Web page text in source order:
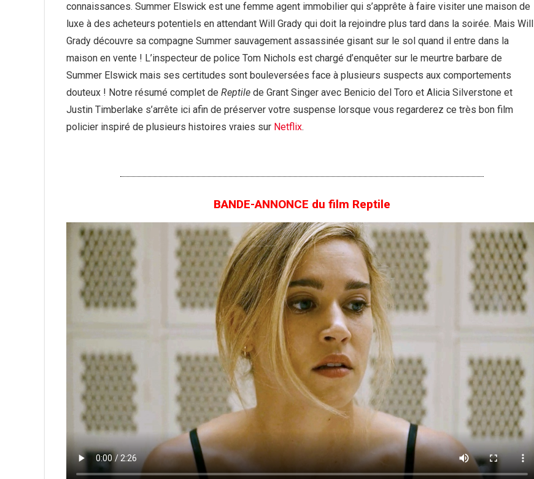
connaissances. Summer Elswick est une femme agent immobilier qui s’apprête à faire visiter une maison de
luxe à des acheteurs potentiels en attendant Will Grady qui doit la rejoindre plus tard dans la soirée. Mais Will
Grady découvre sa compagne Summer sauvagement assassinée gisant sur le sol quand il entre dans la
maison en vente ! L’inspecteur de police Tom Nichols est chargé d’enquêter sur le meurtre barbare de
Summer Elswick mais ses certitudes sont bouleversées face à plusieurs suspects aux comportements
douteux ! Notre résumé complet de Reptile de Grant Singer avec Benicio del Toro et Alicia Silverstone et
Justin Timberlake s’arrête ici afin de préserver votre suspense lorsque vous regarderez ce très bon film
policier inspiré de plusieurs histoires vraies sur Netflix.
BANDE-ANNONCE du film Reptile